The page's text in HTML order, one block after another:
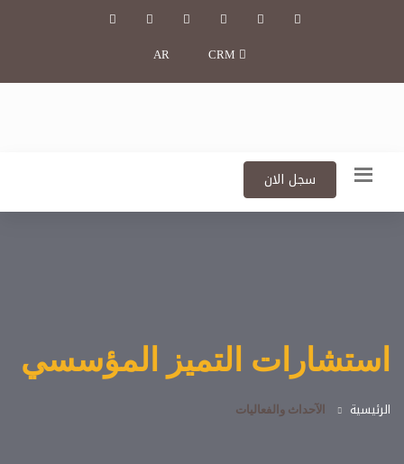
سجل الان
استشارات التميز المؤسسي
الرئيسية الآحداث والفعاليات